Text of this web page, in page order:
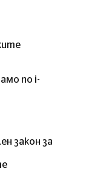
по i-
закон за